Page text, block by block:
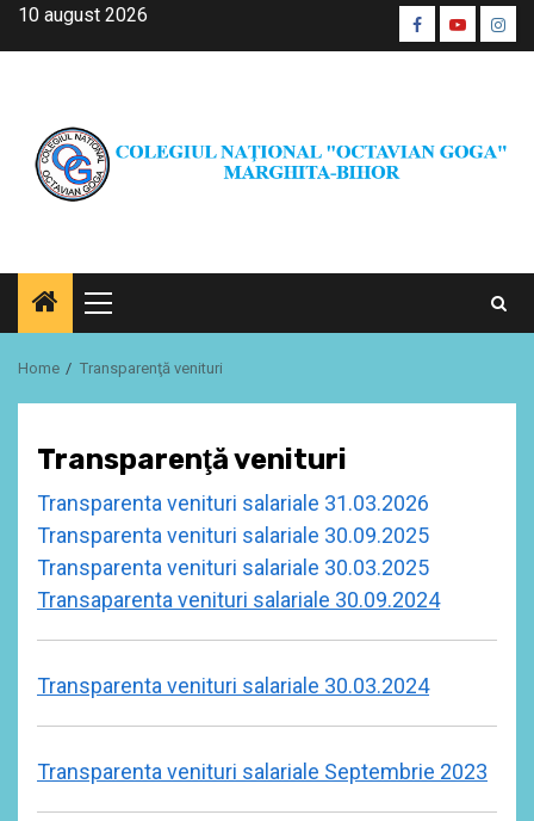
Skip10 august 2026 Facebook
Youtube
CŞE
Primary
Menu
Home Transparenţă venituri
Transparenţă venituri
Transparenta venituri salariale 31.03.2026
Transparenta venituri salariale 30.09.2025
Transparenta venituri salariale 30.03.2025
Transaparenta venituri salariale 30.09.2024
Transparenta venituri salariale 30.03.2024
Transparenta venituri salariale Septembrie 2023